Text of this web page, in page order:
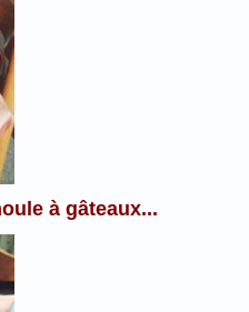
à gâteaux...